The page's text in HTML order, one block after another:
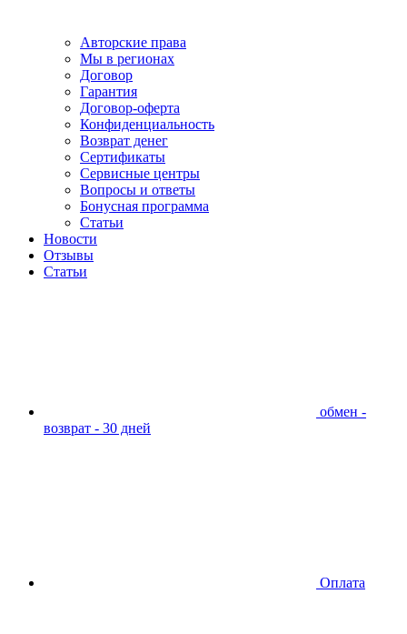
Авторские права
Мы в регионах
Договор
Гарантия
Договор-оферта
Конфиденциальность
Возврат денег
Сертификаты
Сервисные центры
Вопросы и ответы
Бонусная программа
Статьи
Новости
Отзывы
Статьи
обмен -
возврат - 30 дней
Оплата